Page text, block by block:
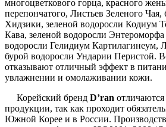
многоцветкового горца, красного
перепончатого, Листьев Зеленого Чая,
Хидзики, зеленой водоросли Кодиум
Кава, зеленой водоросли
водоросли Гелидиум Картилагинеум,
бурой водоросли Ундарии Перистой.
отказывают отличный эффект в
увлажнении и омолаживании кожи.
Корейский бренд D’ran
продукции, так как проходит
Южной Корее и в России.